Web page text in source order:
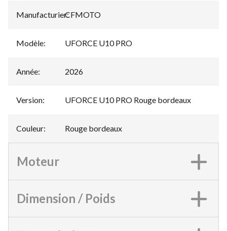
Manufacturier:
CFMOTO
Modèle: UFORCE U10 PRO
Année: 2026
Version: UFORCE U10 PRO Rouge bordeaux
Couleur: Rouge bordeaux
Moteur
Dimension / Poids